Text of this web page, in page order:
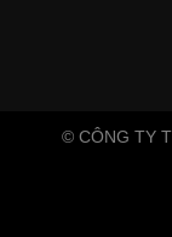
© CÔNG TY